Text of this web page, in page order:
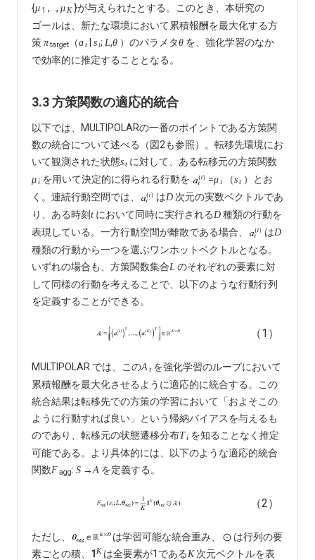
{μ 1 ,…, μ K}が与えられたとする。このとき、本研究の
ゴールは、新たな環境において累積報酬を最大化する方
策 πtarget （at| st; L,θ ）のパラメタθ を、強化学習のなか
で効率的に推定することとなる。
3.3 方策関数の適応的統合
以下では、MULTIPOLARの一番のポイントである方策関
数の統合について述べる（図2も参照）。転移先環境にお
いて観測された状態stに対して、ある転移元の方策関数
μi を用いて決定的に得られる行動を =μ i（s t）とお
く。連続行動空間では、
はD次元の実数ベクトルであ
り、ある時刻 t において同時に実行される D 種類の行動を
表現している。一方行動空間が離散である場合、
はD
種類の行動から一つを選ぶワンホットベクトルとなる。
いずれの場合も、方策関数集合L のそれぞれの要素に対
して同様の行動を考えることで、以下のような行動行列
を定義することができる。
（1）
MULTIPOLAR では、このAtを強化学習のループにおいて
累積報酬を最大化させるように適応的に統合する。この
統合結果は転移先での方策の学習において「およそこの
ように行動すれば良い」という帰納バイアスを与えるも
のであり、転移元の状態遷移分布Ti を知ることなく推定
可能である。より具体的には、以下のような適応的統合
関数Fagg: S →A を定義する。
（2）
ただし、 は学習可能な統合重み、
は行列の要
素ごとの積、 1 K は全要素が1である K次元ベクトルを表